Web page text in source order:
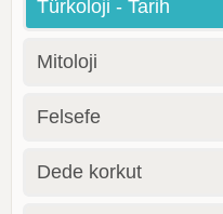
Türkoloji - Tarih
Mitoloji
Felsefe
Dede korkut